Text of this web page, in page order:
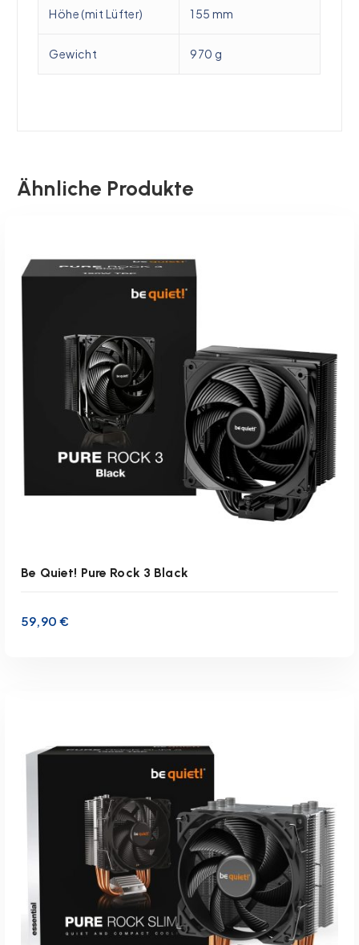
Höhe (mit Lüfter) 155 mm
Gewicht 970 g
Ähnliche Produkte
inkl. 19 % MwSt.
Versandkosten
Lieferzeit: 1-3 Werktage
IN DEN WARENKORB
Be Quiet! Pure Rock 3 Black
59,90 €